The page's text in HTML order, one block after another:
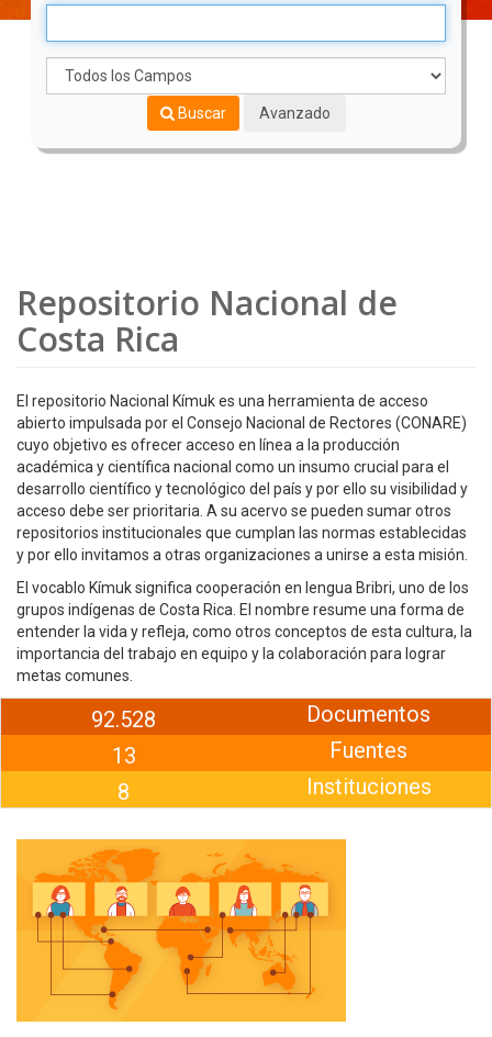
Buscar Avanzado
Repositorio Nacional de
Costa Rica
El repositorio Nacional Kímuk es una herramienta de acceso
abierto impulsada por el Consejo Nacional de Rectores (CONARE)
cuyo objetivo es ofrecer acceso en línea a la producción
académica y científica nacional como un insumo crucial para el
desarrollo científico y tecnológico del país y por ello su visibilidad y
acceso debe ser prioritaria. A su acervo se pueden sumar otros
repositorios institucionales que cumplan las normas establecidas
y por ello invitamos a otras organizaciones a unirse a esta misión.
El vocablo Kímuk significa cooperación en lengua Bribri, uno de los
grupos indígenas de Costa Rica. El nombre resume una forma de
entender la vida y refleja, como otros conceptos de esta cultura, la
importancia del trabajo en equipo y la colaboración para lograr
metas comunes.
92.528
13
8
Documentos
Fuentes
Instituciones